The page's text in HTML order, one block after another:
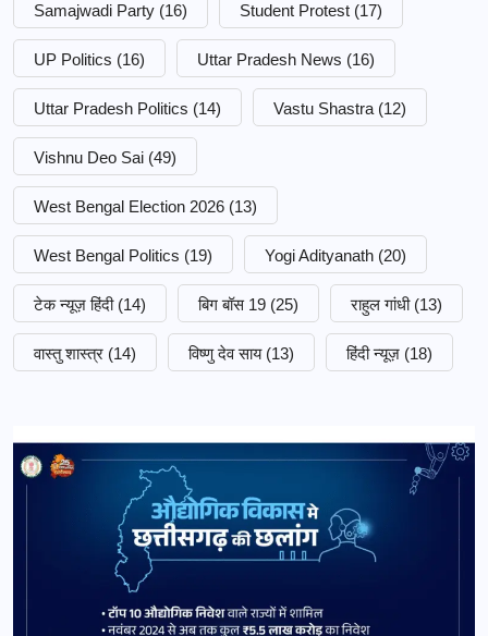
Samajwadi Party (16) Student Protest (17)
UP Politics (16) Uttar Pradesh News (16)
Uttar Pradesh Politics (14) Vastu Shastra (12)
Vishnu Deo Sai (49)
West Bengal Election 2026 (13)
West Bengal Politics (19) Yogi Adityanath (20)
टेक न्यूज़ हिंदी (14) बिग बॉस 19 (25) राहुल गांधी (13)
वास्तु शास्त्र (14) विष्णु देव साय (13) हिंदी न्यूज़ (18)